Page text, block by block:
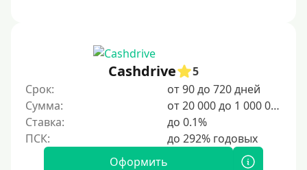
150000 руб
200000 руб
250000 руб
Cashdrive
5
Срок:
от 90 до 720 дней
Сумма:
от 20 000 до 1 000 000 ₽
Ставка:
до 0.1%
Оформить